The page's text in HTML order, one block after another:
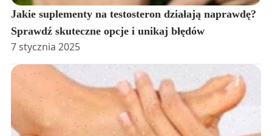
Jakie suplementy na testosteron działają naprawdę?
Sprawdź skuteczne opcje i unikaj błędów
7 stycznia 2025